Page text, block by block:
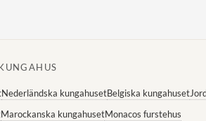
Nederländska kungahusetBelgiska kungahuset
Marockanska kungahusetMonacos furstehus